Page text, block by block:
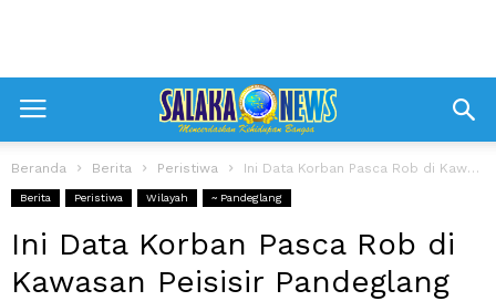
Beranda Berita Peristiwa Ini Data Korban Pasca Rob di Kawasan Peisisir Pandeglang
Berita Peristiwa Wilayah ~ Pandeglang
Ini Data Korban Pasca Rob di
Kawasan Peisisir Pandeglang